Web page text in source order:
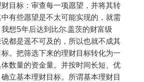
目标：审查每一项愿望，并将其转
有些愿望是不太可能实现的，就需
想5年后达到比尔.盖茨的财富级
都是遥不可及的，所以也就不成其
。把筛选下来的理财目标转化为一
数量的资金量。并按时间长短、优
立基本理财目标。所谓基本理财目